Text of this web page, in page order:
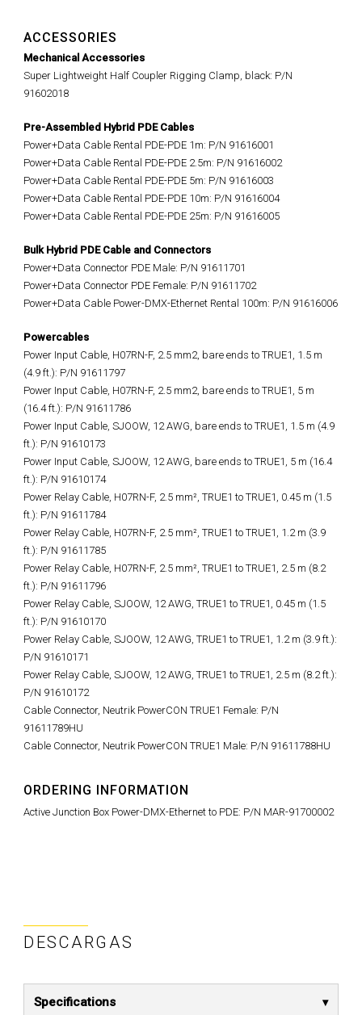
ACCESSORIES
Mechanical Accessories
Super Lightweight Half Coupler Rigging Clamp, black: P/N
91602018
Pre-Assembled Hybrid PDE Cables
Power+Data Cable Rental PDE-PDE 1m: P/N 91616001
Power+Data Cable Rental PDE-PDE 2.5m: P/N 91616002
Power+Data Cable Rental PDE-PDE 5m: P/N 91616003
Power+Data Cable Rental PDE-PDE 10m: P/N 91616004
Power+Data Cable Rental PDE-PDE 25m: P/N 91616005
Bulk Hybrid PDE Cable and Connectors
Power+Data Connector PDE Male: P/N 91611701
Power+Data Connector PDE Female: P/N 91611702
Power+Data Cable Power-DMX-Ethernet Rental 100m: P/N 91616006
Powercables
Power Input Cable, H07RN-F, 2.5 mm2, bare ends to TRUE1, 1.5 m
(4.9 ft.): P/N 91611797
Power Input Cable, H07RN-F, 2.5 mm2, bare ends to TRUE1, 5 m
(16.4 ft.): P/N 91611786
Power Input Cable, SJOOW, 12 AWG, bare ends to TRUE1, 1.5 m (4.9
ft.): P/N 91610173
Power Input Cable, SJOOW, 12 AWG, bare ends to TRUE1, 5 m (16.4
ft.): P/N 91610174
Power Relay Cable, H07RN-F, 2.5 mm², TRUE1 to TRUE1, 0.45 m (1.5
ft.): P/N 91611784
Power Relay Cable, H07RN-F, 2.5 mm², TRUE1 to TRUE1, 1.2 m (3.9
ft.): P/N 91611785
Power Relay Cable, H07RN-F, 2.5 mm², TRUE1 to TRUE1, 2.5 m (8.2
ft.): P/N 91611796
Power Relay Cable, SJOOW, 12 AWG, TRUE1 to TRUE1, 0.45 m (1.5
ft.): P/N 91610170
Power Relay Cable, SJOOW, 12 AWG, TRUE1 to TRUE1, 1.2 m (3.9 ft.):
P/N 91610171
Power Relay Cable, SJOOW, 12 AWG, TRUE1 to TRUE1, 2.5 m (8.2 ft.):
P/N 91610172
Cable Connector, Neutrik PowerCON TRUE1 Female: P/N
91611789HU
Cable Connector, Neutrik PowerCON TRUE1 Male: P/N 91611788HU
ORDERING INFORMATION
Active Junction Box Power-DMX-Ethernet to PDE: P/N MAR-91700002
DESCARGAS
Specifications